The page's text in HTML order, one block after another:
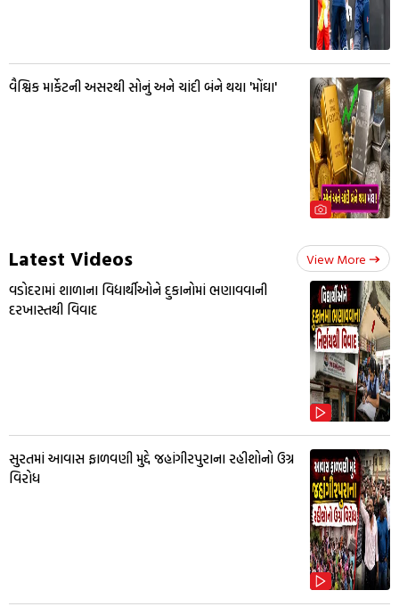
વૈશ્વિક માર્કેટની અસરથી સોનું અને ચાંદી બંને થયા 'મોંઘા'
Latest Videos View More
વડોદરામાં શાળાના વિદ્યાર્થીઓને દુકાનોમાં ભણાવવાની
દરખાસ્તથી વિવાદ
સુરતમાં આવાસ ફાળવણી મુદ્દે જહાંગીરપુરાના રહીશોનો ઉગ્ર
વિરોધ